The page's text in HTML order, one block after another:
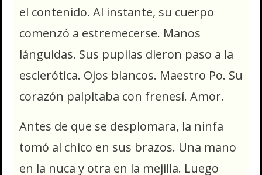
el contenido. Al instante, su cuerpo
comenzó a estremecerse. Manos
lánguidas. Sus pupilas dieron paso a la
esclerótica. Ojos blancos. Maestro Po. Su
corazón palpitaba con frenesí. Amor.
Antes de que se desplomara, la ninfa
tomó al chico en sus brazos. Una mano
en la nuca y otra en la mejilla. Luego